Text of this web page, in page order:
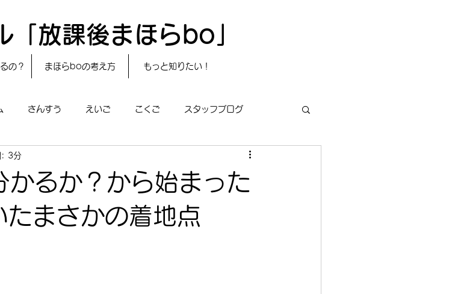
「放課後まほらbo」
の？ まほらboの考え方 もっと知りたい！
さんすう えいご こくご スタッフブログ
らboの催し／行事 まほらじお SDGs
るか？から始まった
まさかの着地点
: 3分